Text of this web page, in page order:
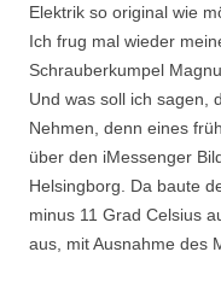
Elektrik so original wie
Ich frug mal wieder
Schrauberkumpel
Und was soll ich sagen,
Nehmen, denn eines
über den iMessenger
Helsingborg. Da baute
minus 11 Grad Celsius
aus, mit Ausnahme des